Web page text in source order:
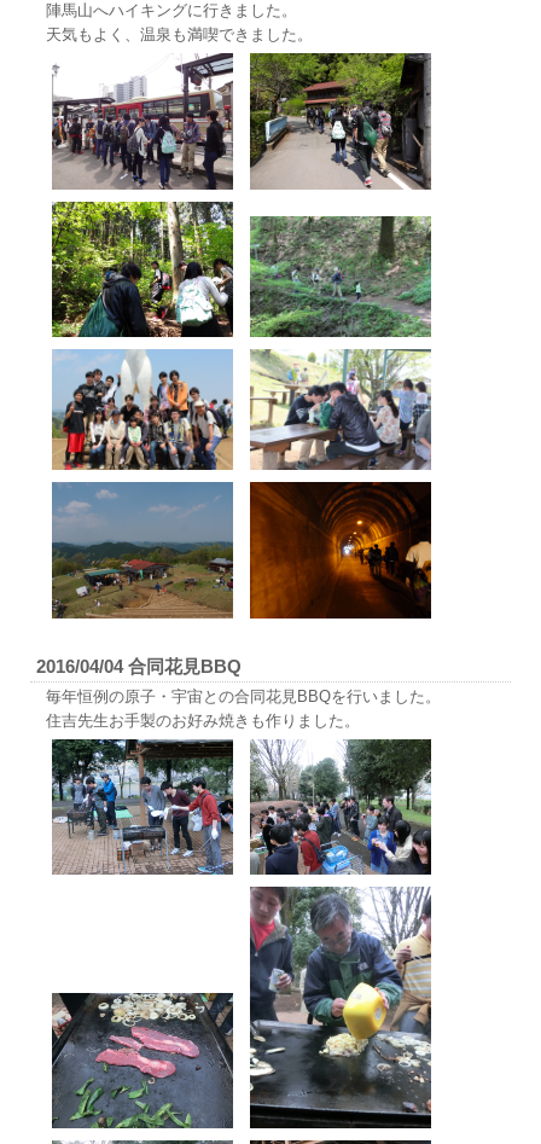
陣馬山へハイキングに行きました。
天気もよく、温泉も満喫できました。
2016/04/04 合同花見BBQ
毎年恒例の原子・宇宙との合同花見BBQを行いました。
住吉先生お手製のお好み焼きも作りました。